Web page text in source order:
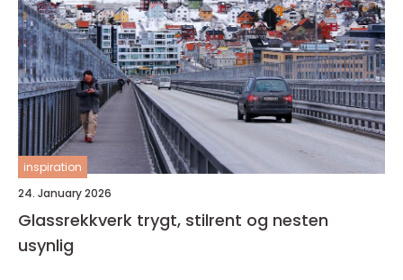
inspiration
24. January 2026
Glassrekkverk trygt, stilrent og nesten
usynlig